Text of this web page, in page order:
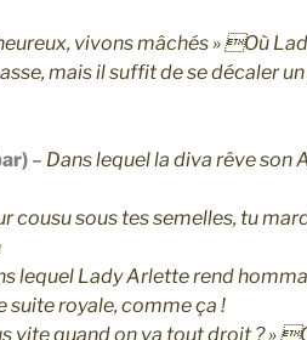
vivons mâchés » Où
mais il suffit de se décaler
– Dans lequel la diva rêve son
cousu sous tes semelles, tu
lequel Lady Arlette rend
suite royale, comme ça !
vite quand on va tout droit ? »